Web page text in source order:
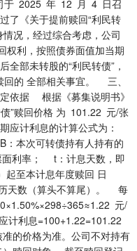
于 2025 年 12 月 4 日召
了《关于提前赎回“利民转
况，经过综合考虑，公司
权利，按照债券面值加当期
全部未转股的“利民转债”，
回的 全部相关事宜。 三、
依据 根据《募集说明书》
”赎回价格 为 101.22 元/张
应计利息的计算公式为：
本次可转债持有人持有的
利率； t：计息天数，即
至本计息年度赎回 日
天数（算头不算尾）。 每
元/
计利息=100+1.22=101.22
的价格为准。公司不对持有